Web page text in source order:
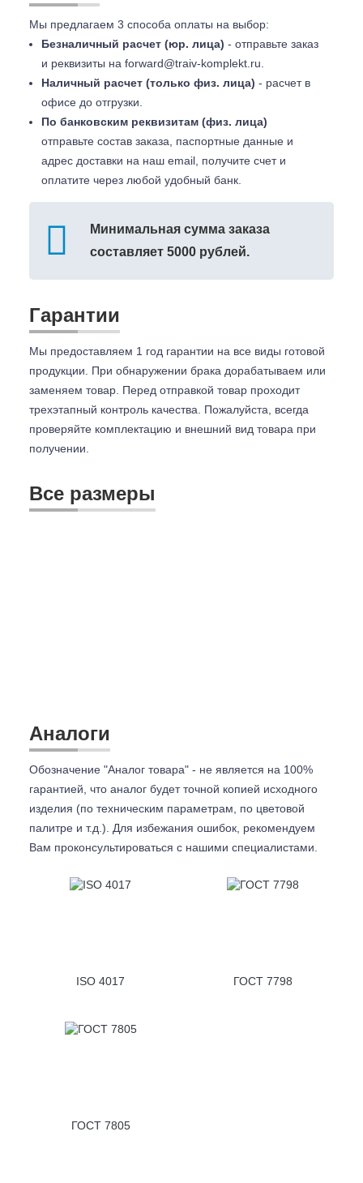
Мы предлагаем 3 способа оплаты на выбор:
Безналичный расчет (юр. лица) - отправьте заказ
и реквизиты на forward@traiv-komplekt.ru
Наличный расчет (только физ. лица) - расчет в
офисе до отгрузки.
По банковским реквизитам (физ. лица)
отправьте состав заказа, паспортные данные и
адрес доставки на наш email, получите счет и
оплатите через любой удобный банк.
Минимальная сумма заказа
составляет 5000 рублей.
Гарантии
Мы предоставляем 1 год гарантии на все виды готовой
продукции. При обнаружении брака дорабатываем или
заменяем товар. Перед отправкой товар проходит
трехэтапный контроль качества. Пожалуйста, всегда
проверяйте комплектацию и внешний вид товара при
получении.
Все размеры
Аналоги
Обозначение "Аналог товара" - не является на 100%
гарантией, что аналог будет точной копией исходного
изделия (по техническим параметрам, по цветовой
палитре и т.д.). Для избежания ошибок, рекомендуем
Вам проконсультироваться с нашими специалистами.
ISO 4017 ГОСТ 7798
ГОСТ 7805